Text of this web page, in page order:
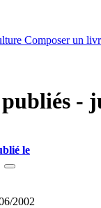
Composer un
-
le
2002